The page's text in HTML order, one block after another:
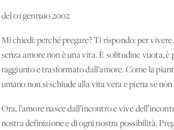
del 01 gennaio 2002
Mi chiedi: perché pregare? Ti rispondo: per
senza amore non è una vita. È solitudine vuota,
raggiunto e trasformato dall’amore. Come la
umano non si schiude alla vita vera e piena se
Ora, l’amore nasce dall’incontro e vive
nostra definizione e di ogni nostra possibilità.